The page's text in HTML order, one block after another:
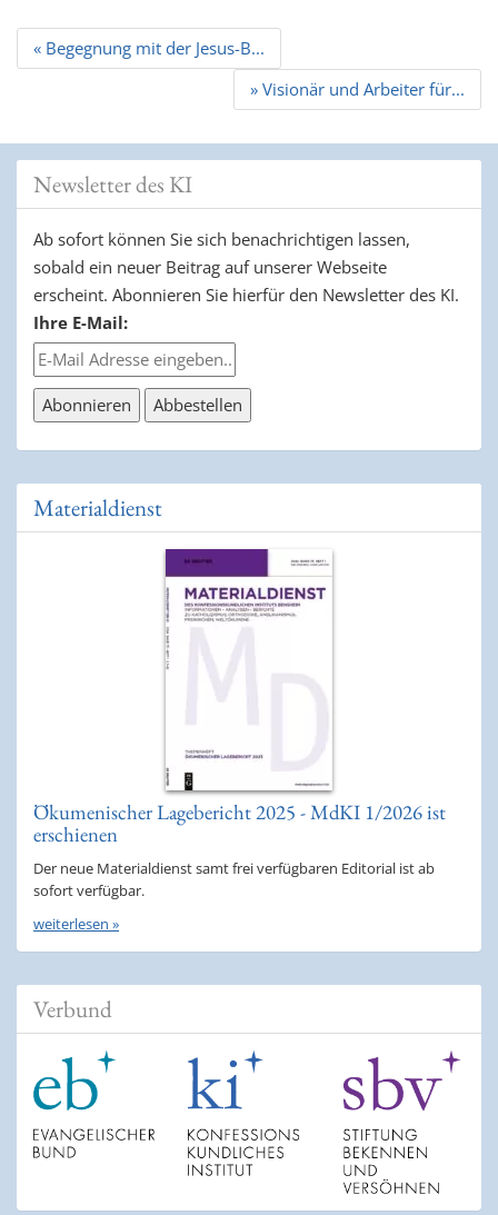
Beitrags
Navigation
« Begegnung mit der Jesus-B...
» Visionär und Arbeiter für...
Newsletter des KI
Ab sofort können Sie sich benachrichtigen lassen,
sobald ein neuer Beitrag auf unserer Webseite
erscheint. Abonnieren Sie hierfür den Newsletter des KI.
Ihre E-Mail:
Materialdienst
Ökumenischer Lagebericht 2025 - MdKI 1/2026 ist
erschienen
Der neue Materialdienst samt frei verfügbaren Editorial ist ab
sofort verfügbar.
weiterlesen »
Verbund